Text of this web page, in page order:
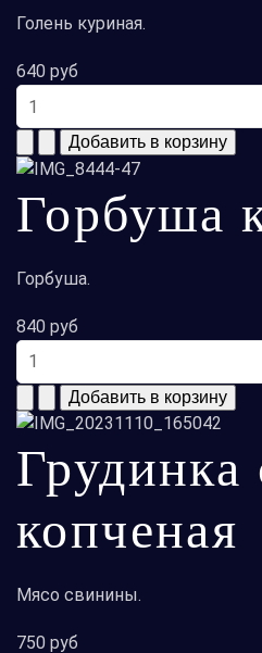
Голень куриная.
640 руб
Горбуша
Горбуша.
840 руб
Грудинка
копченая
Мясо свинины.
750 руб